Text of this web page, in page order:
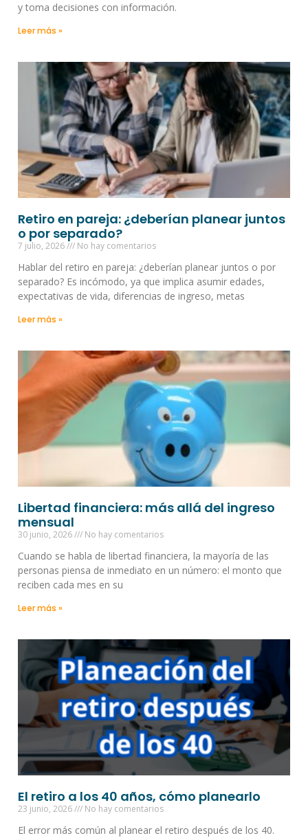
y toma decisiones con información.
Leer más »
Retiro en pareja: ¿deberían planear juntos
o por separado?
7 julio, 2026 No hay comentarios
Hablar del retiro en pareja: ¿deberían planear juntos o por
separado? Es incómodo, ya que implica asumir edades,
expectativas de vida, diferencias de ingreso, metas
Leer más »
Libertad financiera: más allá del ingreso
mensual
30 junio, 2026 No hay comentarios
Cuando se habla de libertad financiera, la mayoría de las
personas piensa de inmediato en un número: el monto que
reciben cada mes en su
Leer más »
El retiro a los 40 años, cómo planearlo
23 junio, 2026 No hay comentarios
El error más común al planear el retiro después de los 40.